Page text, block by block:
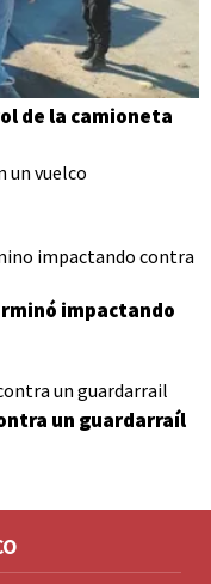
de la camioneta
impactando
un guardarraíl